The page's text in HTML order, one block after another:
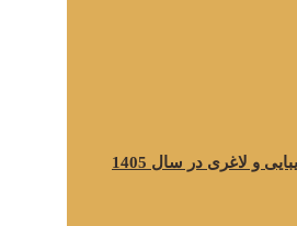
و لاغری در سال 1405